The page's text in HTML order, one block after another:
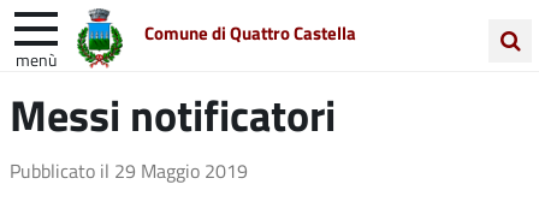
Comune di Quattro Castella
menù
nel
Entra in Comune Vivi Quattro Castella
Unione Colline Matildiche
Messi notificatori
Pubblicato il 29 Maggio 2019